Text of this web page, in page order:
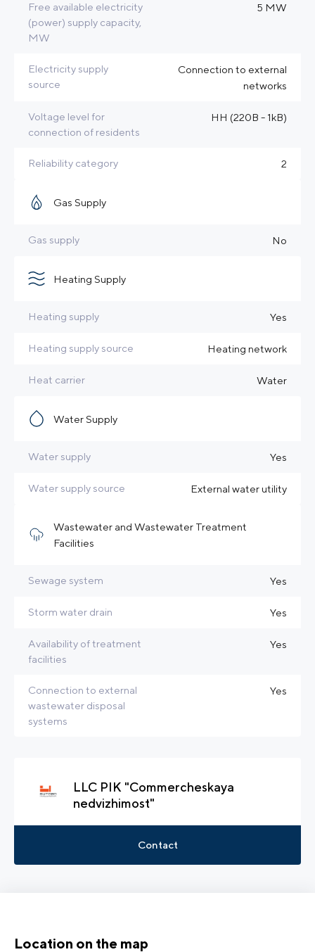
Free available electricity
(power) supply capacity,
MW
5 MW
Electricity supply
source
Connection to external
networks
Voltage level for
connection of residents
HH (220B - 1kB)
Reliability category 2
Gas Supply
Gas supply No
Heating Supply
Heating supply Yes
Heating supply source Heating network
Heat carrier Water
Water Supply
Water supply Yes
Water supply source External water utility
Wastewater and Wastewater Treatment
Facilities
Sewage system Yes
Storm water drain Yes
Availability of treatment
facilities
Yes
Connection to external
wastewater disposal
systems
Yes
LLC PIK "Commercheskaya
nedvizhimost"
Contact
Location on the map